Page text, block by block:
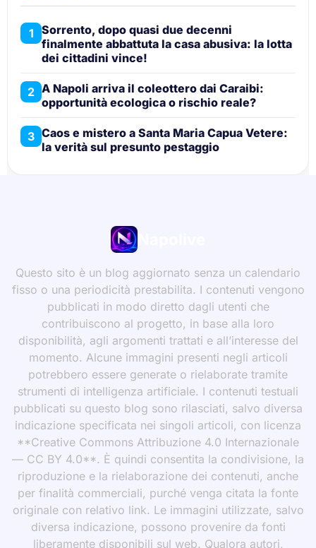
1 Sorrento, dopo quasi due decenni
finalmente abbattuta la casa abusiva: la lotta
dei cittadini vince!
2 A Napoli arriva il coleottero dai Caraibi:
opportunità ecologica o rischio reale?
3 Caos e mistero a Santa Maria Capua Vetere:
la verità sul presunto pestaggio
Questo sito è un blog aggiornato senza un calendario
fisso o una periodicità prestabilita. I contenuti vengono
pubblicati in modo diretto dagli utenti che
contribuiscono al progetto, in base alla loro
disponibilità, agli argomenti trattati e all’interesse del
momento. Alcune immagini presenti negli articoli
potrebbero essere generate o rielaborate tramite
strumenti di intelligenza artificiale. I contenuti testuali
pubblicati su questo blog sono rilasciati, salvo diversa
indicazione specificata nei singoli articoli, con licenza
**Creative Commons Attribuzione 4.0 Internazionale
— CC BY 4.0**. È quindi consentita la condivisione, la
riproduzione e la rielaborazione dei contenuti, anche
per finalità commerciali, purché venga citata la fonte
originale con relativo link. Le immagini utilizzate, salvo
diversa indicazione, possono provenire da fonti
liberamente disponibili sul web. Qualora autori,